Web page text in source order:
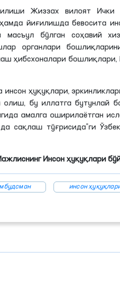
Жиззах вилоят
йиғилишда бевосита
масъул бўлган соҳавий
органлари
ҳибсхоналари
ҳуқуқлари,
олиш, бу иллатга бутунлай
амалга оширилаётган
тўғрисида”ги
Инсон ҳуқуқлари
инсон